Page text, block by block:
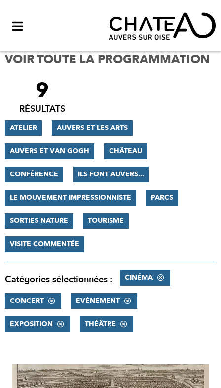
VOIR TOUTE LA PROGRAMMATION
FILTRER
RÉSULTATS
9
RÉSULTATS
ATELIER AUVERS ET LES ARTS
AUVERS ET VAN GOGH CHÂTEAU
CONFÉRENCE ILS FONT AUVERS...
LE MOUVEMENT IMPRESSIONNISTE PARCS
SORTIES NATURE TOURISME
VISITE COMMENTÉE
Catégories sélectionnées : CINÉMA
CONCERT EVÈNEMENT
EXPOSITION THÉÂTRE
RÉSULTATS